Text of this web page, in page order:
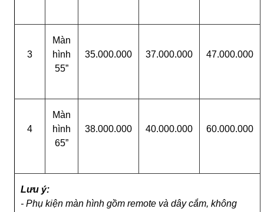
3
Màn
hình
55”
35.000.000 37.000.000 47.000.000
4
Màn
hình
65”
38.000.000 40.000.000 60.000.000
Lưu ý:
- Phụ kiện màn hình gồm remote và dây cắm, không